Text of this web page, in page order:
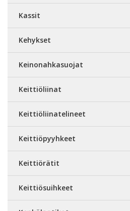
Kassit
Kehykset
Keinonahkasuojat
Keittiöliinat
Keittiöliinatelineet
Keittiöpyyhkeet
Keittiörätit
Keittiösuihkeet